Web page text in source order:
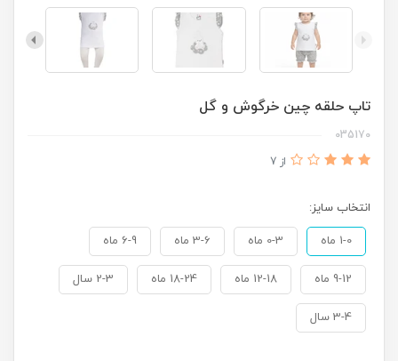
تاپ حلقه چین خرگوش و گل
035170
از 7
انتخاب سایز:
1-0 ماه 0-3 ماه 3-6 ماه 6-9 ماه
9-12 ماه 12-18 ماه 18-24 ماه 2-3 سال
3-4 سال